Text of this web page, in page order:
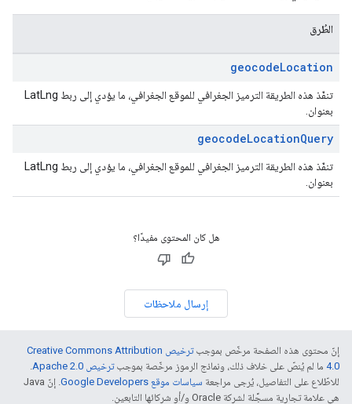
الطُرق
geocodeLocation
تنفّذ هذه الطريقة الترميز الجغرافي للموقع الجغرافي، ما يؤدي إلى ربط LatLng
بعنوان.
geocodeLocationQuery
تنفّذ هذه الطريقة الترميز الجغرافي للموقع الجغرافي، ما يؤدي إلى ربط LatLng
بعنوان.
هل كان المحتوى مفيدًا؟
إرسال ملاحظات
إنّ محتوى هذه الصفحة مرخّص بموجب
ترخيص Creative Commons Attribution
4.0‏ ما لم يُنصّ على خلاف ذلك، ونماذج الرموز مرخّصة بموجبترخيص Apache 2.0‏
.
للاطّلاع على التفاصيل، يُرجى مراجعة سياسات موقع Google Developers‏
. إنّ Java
هي علامة تجارية مسجَّلة لشركة Oracle و/أو شركائها التابعين.